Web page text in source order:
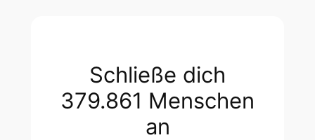
Schließe dich
379.861 Menschen
an